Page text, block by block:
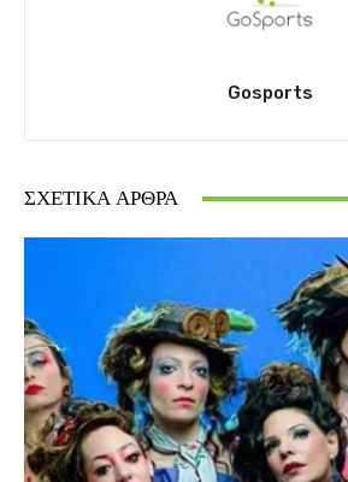
Gosports
ΣΧΕΤΙΚΆ ΆΡΘΡΑ